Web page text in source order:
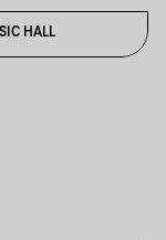
HALL